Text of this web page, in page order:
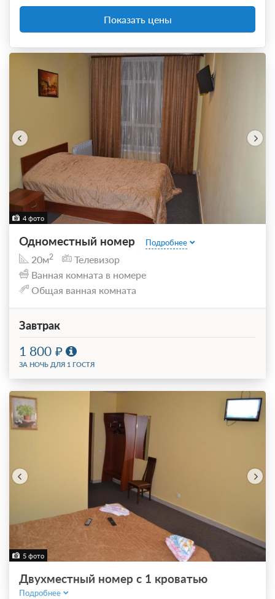
Показать цены
4 фото
Одноместный номер Подробнее
20м2
Телевизор
Ванная комната в номере
Общая ванная комната
Завтрак
1 800
ЗА НОЧЬ ДЛЯ 1 ГОСТЯ
5 фото
Двухместный номер с 1 кроватью
Подробнее